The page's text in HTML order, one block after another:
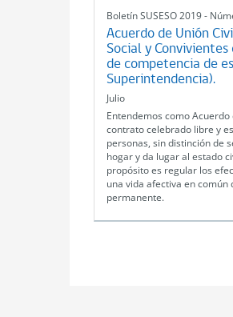
Boletín SUSESO 2019 -
Acuerdo de Unión
Social y
de competencia de
Superintendencia).
Julio
Entendemos como
contrato celebrado libre y
personas, sin distinción de
hogar y da lugar al estado
propósito es regular los
una vida afectiva en
permanente.